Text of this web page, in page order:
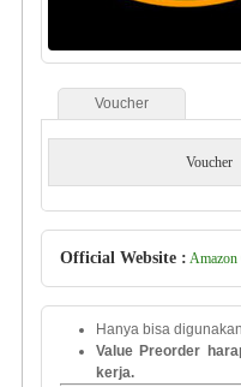
Voucher
Voucher
Official Website :
Hanya bisa
Value Preorder
kerja.